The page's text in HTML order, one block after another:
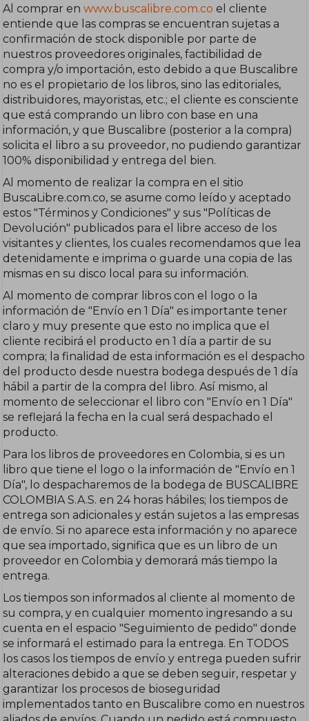
Al comprar enwww.buscalibre.com.co el cliente
entiende que las compras se encuentran sujetas a
confirmación de stock disponible por parte de
nuestros proveedores originales, factibilidad de
compra y/o importación, esto debido a que Buscalibre
no es el propietario de los libros, sino las editoriales,
distribuidores, mayoristas, etc.; el cliente es consciente
que está comprando un libro con base en una
información, y que Buscalibre (posterior a la compra)
solicita el libro a su proveedor, no pudiendo garantizar
100% disponibilidad y entrega del bien.
Al momento de realizar la compra en el sitio
BuscaLibre.com.co, se asume como leído y aceptado
estos "Términos y Condiciones" y sus "Políticas de
Devolución" publicados para el libre acceso de los
visitantes y clientes, los cuales recomendamos que lea
detenidamente e imprima o guarde una copia de las
mismas en su disco local para su información.
Al momento de comprar libros con el logo o la
información de "Envío en 1 Día" es importante tener
claro y muy presente que esto no implica que el
cliente recibirá el producto en 1 día a partir de su
compra; la finalidad de esta información es el despacho
del producto desde nuestra bodega después de 1 día
hábil a partir de la compra del libro. Así mismo, al
momento de seleccionar el libro con "Envío en 1 Día"
se reflejará la fecha en la cual será despachado el
producto.
Para los libros de proveedores en Colombia, si es un
libro que tiene el logo o la información de "Envío en 1
Día", lo despacharemos de la bodega de BUSCALIBRE
COLOMBIA S.A.S. en 24 horas hábiles; los tiempos de
entrega son adicionales y están sujetos a las empresas
de envío. Si no aparece esta información y no aparece
que sea importado, significa que es un libro de un
proveedor en Colombia y demorará más tiempo la
entrega.
Los tiempos son informados al cliente al momento de
su compra, y en cualquier momento ingresando a su
cuenta en el espacio "Seguimiento de pedido" donde
se informará el estimado para la entrega. En TODOS
los casos los tiempos de envío y entrega pueden sufrir
alteraciones debido a que se deben seguir, respetar y
garantizar los procesos de bioseguridad
implementados tanto en Buscalibre como en nuestros